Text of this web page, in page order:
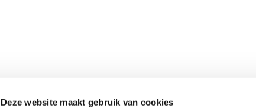
Deze website maakt gebruik van cookies